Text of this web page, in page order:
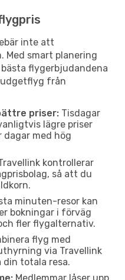
inte att
Med smart planering
flygerbjudandena
från
priser: Tisdagar
lägre priser
med hög
kontrollerar
så att du
minuten-resor kan
bokningar i förväg
fler flygalternativ.
flyg med
via Travellink
din totala resa.